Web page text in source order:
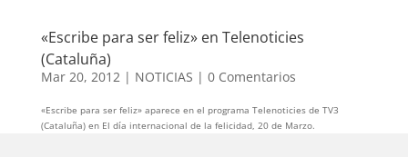
«Escribe para ser feliz» en Telenoticies
(Cataluña)
Mar 20, 2012| NOTICIAS | 0 Comentarios
«Escribe para ser feliz» aparece en el programa Telenoticies de TV3
(Cataluña) en El día internacional de la felicidad, 20 de Marzo.